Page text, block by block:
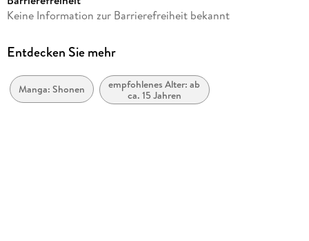
Reihe
Autor/Autorin
Übersetzung
Melina Honnef
Keine Information zur Barrierefreiheit bekannt
Entdecken Sie mehr
Manga: Shonen
empfohlenes Alter: ab
ca. 15 Jahren